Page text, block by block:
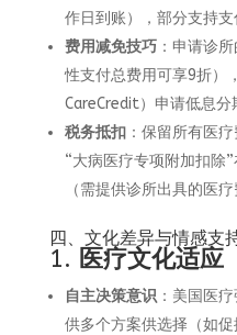
作日到账），部分支持支
费用减免技巧：申请诊
性支付总费用可享9折）
CareCredit）申请低息分
税务抵扣：保留所有医
“大病医疗专项附加扣除
（需提供诊所出具的医
四、文化差异与情感支
1. 医疗文化适应
自主决策意识：美国医
供多个方案供选择（如